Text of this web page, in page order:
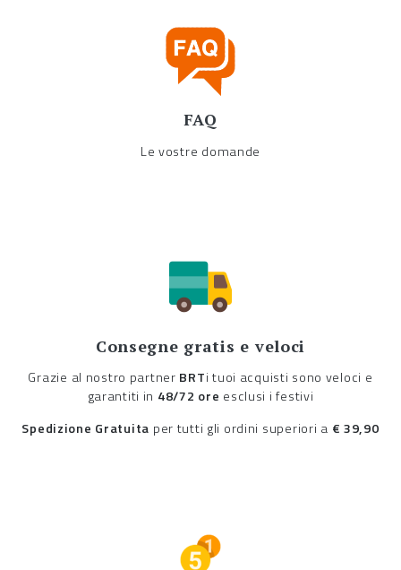
FAQ
Le vostre domande
Consegne gratis e veloci
Grazie al nostro partner BRTi tuoi acquisti sono veloci e
garantiti in 48/72 ore esclusi i festivi
Spedizione Gratuita per tutti gli ordini superiori a € 39,90